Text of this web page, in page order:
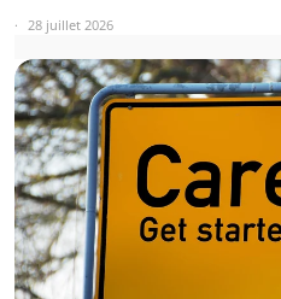
28 juillet 2026